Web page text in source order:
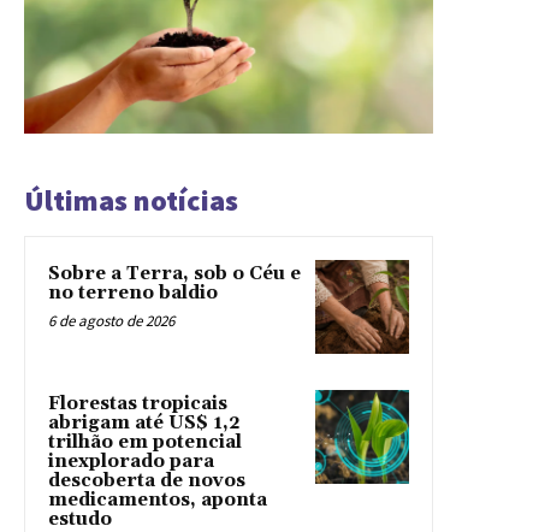
Últimas notícias
Sobre a Terra, sob o Céu e
no terreno baldio
6 de agosto de 2026
Florestas tropicais
abrigam até US$ 1,2
trilhão em potencial
inexplorado para
descoberta de novos
medicamentos, aponta
estudo